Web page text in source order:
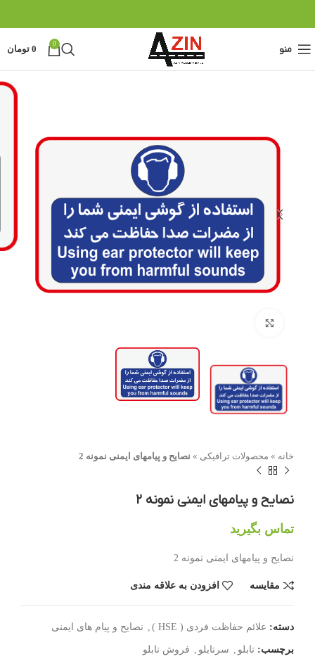
منو 0
0 تومان
خانه » محصولات ترافیکی » نصایح و پیامهای ایمنی نمونه 2
نصایح و پیامهای ایمنی نمونه 2
تماس بگیرید
نصایح و پیامهای ایمنی نمونه 2
مقایسه افزودن به علاقه مندی
دسته: علائم حفاظت فردی ( HSE ) , نصایح و پیام های ایمنی
برچسب: تابلو , سرتابلو , فروش تابلو